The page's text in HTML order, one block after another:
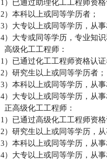
1 ）已通过助理化工工程师资格
2）本科以上或同等学历者；
3）大专以上或同等学历，从
4）大专或同等学历，专业知
、高级化工工程师：
1 ）已通过化工工程师资格认证
2）研究生以上或同等学历者；
3）本科以上或同等学历，从
4）大专以上或同等学历，从
、正高级化工工程师：
1 ）已通过高级化工工程师资格
2）研究生以上或同等学历，
3）本科以上或同等学历，从
4）大专以上或同等学历，从